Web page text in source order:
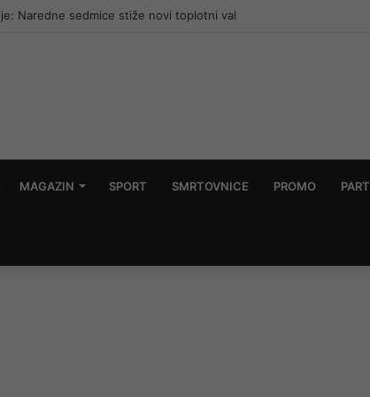
na granici, samo nastavio voziti za Njemačku bez nje
MAGAZIN SPORT SMRTOVNICE PROMO